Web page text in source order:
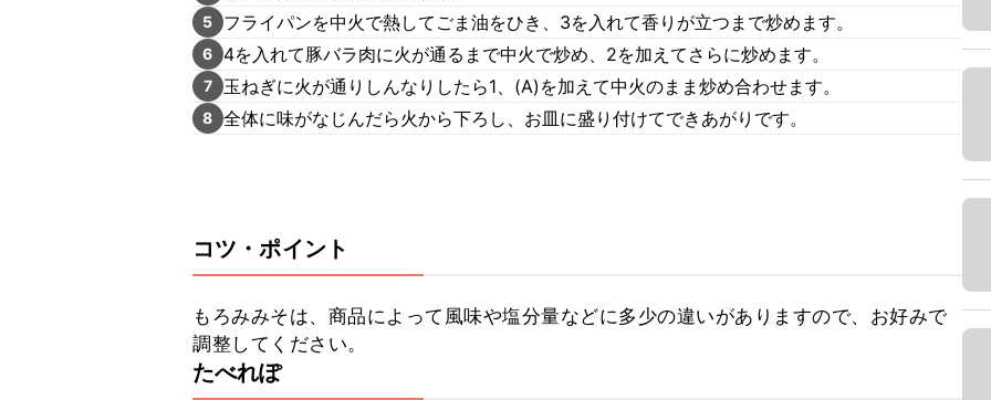
5 フライパンを中火で熱してごま油をひき、3を入れて香りが立つまで炒めます。
6 4を入れて豚バラ肉に火が通るまで中火で炒め、2を加えてさらに炒めます。
7 玉ねぎに火が通りしんなりしたら1、(A)を加えて中火のまま炒め合わせます。
8 全体に味がなじんだら火から下ろし、お皿に盛り付けてできあがりです。
コツ・ポイント
もろみみそは、商品によって風味や塩分量などに多少の違いがありますので、お好みで
調整してください。
たべれぽ